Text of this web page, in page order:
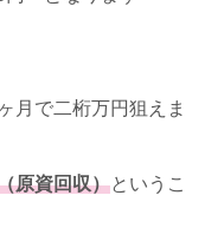
月で二桁万円狙えま
原資回収）というこ